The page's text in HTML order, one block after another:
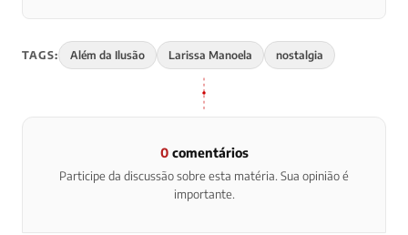
TAGS: Além da Ilusão Larissa Manoela nostalgia
0comentários
Participe da discussão sobre esta matéria. Sua opinião é
importante.